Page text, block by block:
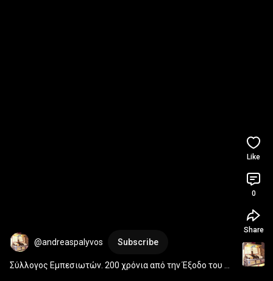
@andreaspalyvos Subscribe
Σύλλογος Εμπεσιωτών. 200 χρόνια από την Έξοδο του
Like
0
Share